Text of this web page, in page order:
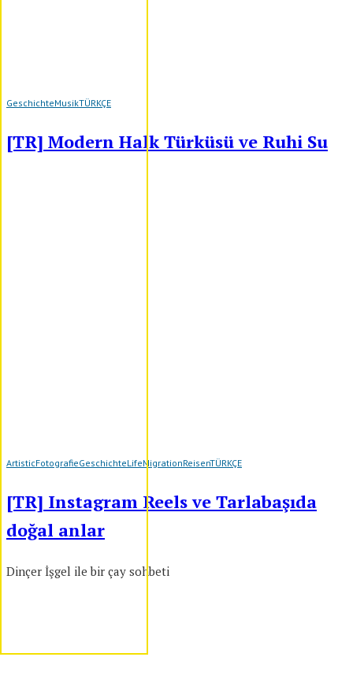
GeschichteMusikTÜRKÇE
[TR] Modern Halk Türküsü ve Ruhi Su
ArtisticFotografieGeschichteLifeMigrationReisenTÜRKÇE
[TR] Instagram Reels ve Tarlabaşıda
doğal anlar
Dinçer İşgel ile bir çay sohbeti